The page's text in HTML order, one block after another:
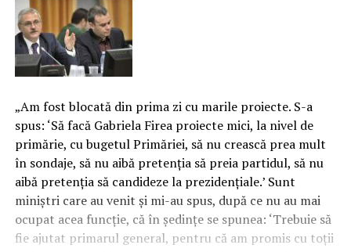
„Am fost blocată din prima zi cu marile proiecte. S-a
spus: ‘Să facă Gabriela Firea proiecte mici, la nivel de
primărie, cu bugetul Primăriei, să nu crească prea mult
în sondaje, să nu aibă pretenţia să preia partidul, să nu
aibă pretenţia să candideze la prezidenţiale.’ Sunt
miniştri care au venit şi mi-au spus, după ce nu au mai
ocupat acea funcţie, că în şedinţe se spunea: ‘Trebuie să
fie ajutat primarul general, pentru că am promis cu toţii